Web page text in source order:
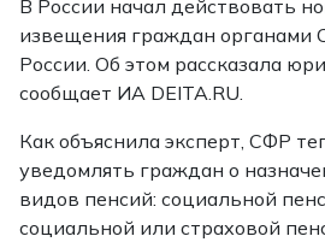
В России начал действовать
извещения граждан органами
России. Об этом рассказала
сообщает ИА DEITA.RU.
Как объяснила эксперт, СФР
уведомлять граждан о
видов пенсий: социальной
социальной или страховой